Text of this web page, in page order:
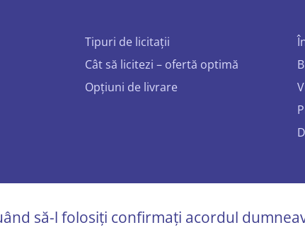
Tipuri de licitații
Cât să licitezi – ofertă optimă
Opțiuni de livrare
să-l folosiți confirmați acordul